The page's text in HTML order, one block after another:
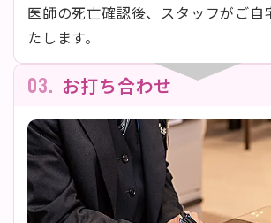
医師の死亡確認後、スタッフがご自
たします。
03. お打ち合わせ